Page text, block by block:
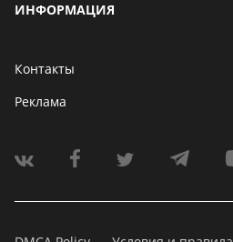
ИНФОРМАЦИЯ
Контакты
Реклама